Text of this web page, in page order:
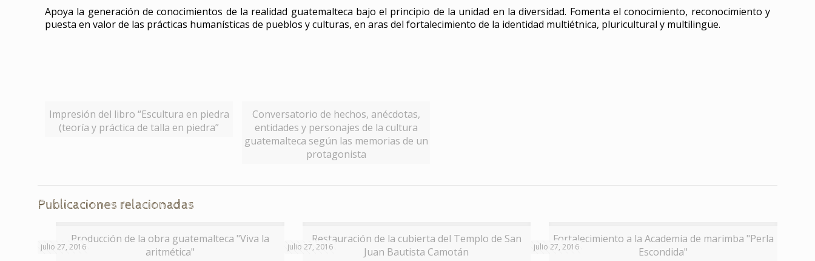
Apoya la generación de conocimientos de la realidad guatemalteca bajo el principio de la unidad en la diversidad. Fomenta el conocimiento, reconocimiento y
puesta en valor de las prácticas humanísticas de pueblos y culturas, en aras del fortalecimiento de la identidad multiétnica, pluricultural y multilingüe.
Impresión del libro “Escultura en piedra
(teoría y práctica de talla en piedra”
Conversatorio de hechos, anécdotas,
entidades y personajes de la cultura
guatemalteca según las memorias de un
protagonista
Publicaciones relacionadas
Producción de la obra guatemalteca "Viva la
aritmética"
julio 27, 2016
Restauración de la cubierta del Templo de San
Juan Bautista Camotán
julio 27, 2016
Fortalecimiento a la Academia de marimba "Perla
Escondida"
julio 27, 2016